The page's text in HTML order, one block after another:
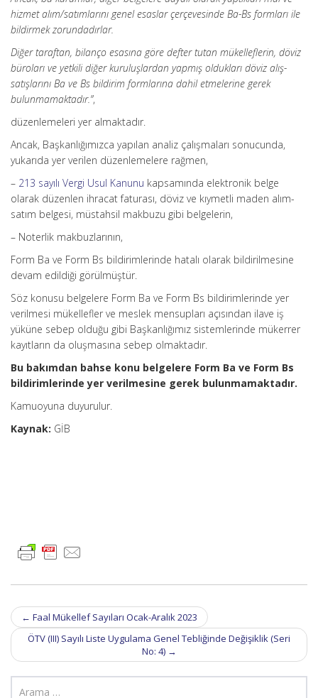
hizmet alım/satımlarını genel esaslar çerçevesinde Ba-Bs formları ile
bildirmek zorundadırlar.
Diğer taraftan, bilanço esasına göre defter tutan mükelleflerin, döviz
büroları ve yetkili diğer kuruluşlardan yapmış oldukları döviz alış-
satışlarını Ba ve Bs bildirim formlarına dahil etmelerine gerek
bulunmamaktadır.”,
düzenlemeleri yer almaktadır.
Ancak, Başkanlığımızca yapılan analiz çalışmaları sonucunda,
yukarıda yer verilen düzenlemelere rağmen,
– 213 sayılı Vergi Usul Kanunu kapsamında elektronik belge
olarak düzenlen ihracat faturası, döviz ve kıymetli maden alım-
satım belgesi, müstahsil makbuzu gibi belgelerin,
– Noterlik makbuzlarının,
Form Ba ve Form Bs bildirimlerinde hatalı olarak bildirilmesine
devam edildiği görülmüştür.
Söz konusu belgelere Form Ba ve Form Bs bildirimlerinde yer
verilmesi mükellefler ve meslek mensupları açısından ilave iş
yüküne sebep olduğu gibi Başkanlığımız sistemlerinde mükerrer
kayıtların da oluşmasına sebep olmaktadır.
Bu bakımdan bahse konu belgelere Form Ba ve Form Bs
bildirimlerinde yer verilmesine gerek bulunmamaktadır.
Kamuoyuna duyurulur.
Kaynak: GİB
Post
navigation
← Faal Mükellef Sayıları Ocak-Aralık 2023
ÖTV (III) Sayılı Liste Uygulama Genel Tebliğinde Değişiklik (Seri
No: 4) →